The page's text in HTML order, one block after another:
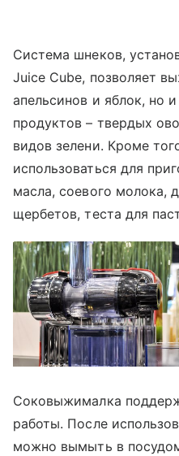
Система шнеков,
Juice Cube, позволяет
апельсинов и яблок, но
продуктов – твердых
видов зелени. Кроме
использоваться для
масла, соевого молока,
щербетов, теста для
Соковыжималка
работы. После
можно вымыть в